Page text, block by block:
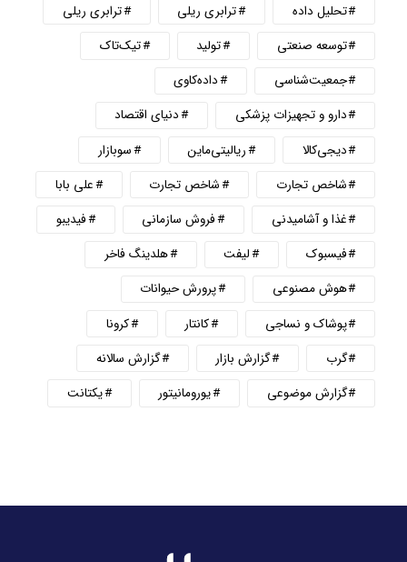
تحلیل داده
ترابری ریلی
ترابری ریلی
توسعه صنعتی
تولید
تیک‌تاک
جمعیت‌شناسی
داده‌کاوی
دارو و تجهیزات پزشکی
دنیای اقتصاد
دیجی‌کالا
ریالیتی‌ماین
سوبازار
شاخص تجارت
شاخص تجارت
علی بابا
غذا و آشامیدنی
فروش سازمانی
فیدیبو
فیسبوک
لیفت
هلدینگ فاخر
هوش مصنوعی
پرورش حیوانات
پوشاک و نساجی
کانتار
کرونا
گرب
گزارش بازار
گزارش سالانه
گزارش موضوعی
یورومانیتور یکتانت